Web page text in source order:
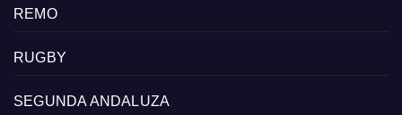
REMO
RUGBY
SEGUNDA ANDALUZA